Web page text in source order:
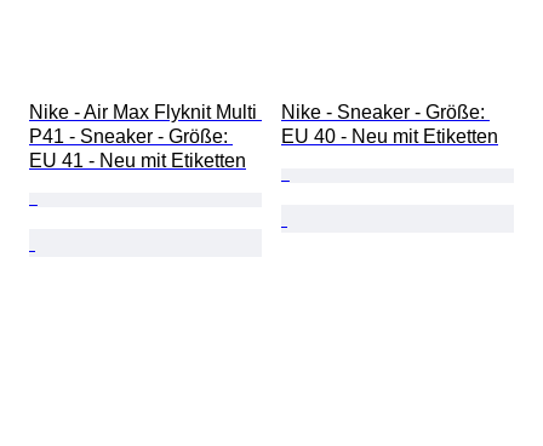
Nike - Air Max Flyknit Multi
P41 - Sneaker - Größe:
EU 41 - Neu mit Etiketten
Nike - Sneaker - Größe:
EU 40 - Neu mit Etiketten